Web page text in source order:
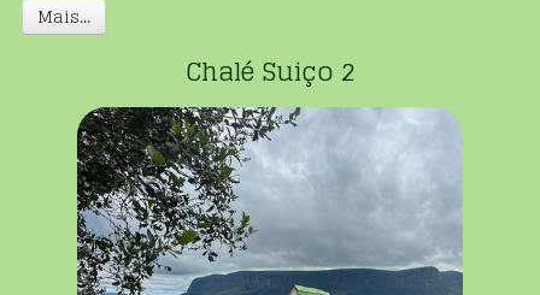
Mais...
Chalé Suiço 2